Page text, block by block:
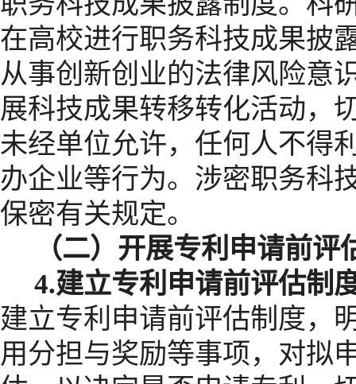
在高校进行职务科技成果披
从事创新创业的法律风险意
展科技成果转移转化活动，
未经单位允许，任何人不得
办企业等行为。涉密职务科
保密有关规定。
（二）开展专利申请前评
4.建立专利申请前评估制
建立专利申请前评估制度，
用分担与奖励等事项，对拟